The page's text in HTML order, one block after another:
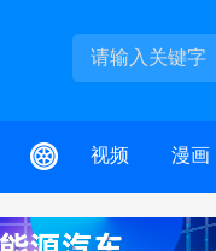
视频 漫画